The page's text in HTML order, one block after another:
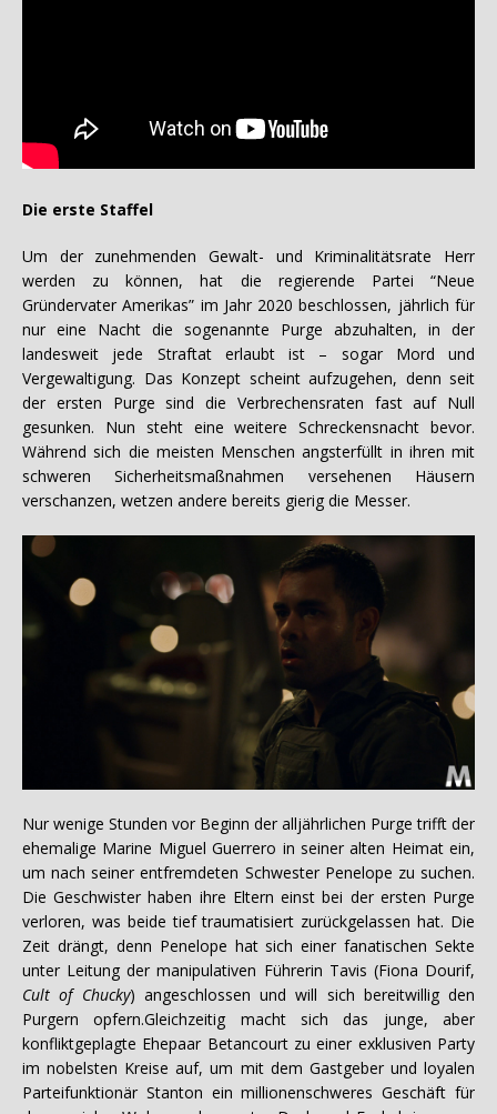
Die erste Staffel
Um der zunehmenden Gewalt- und Kriminalitätsrate Herr
werden zu können, hat die regierende Partei “Neue
Gründervater Amerikas” im Jahr 2020 beschlossen, jährlich für
nur eine Nacht die sogenannte Purge abzuhalten, in der
landesweit jede Straftat erlaubt ist – sogar Mord und
Vergewaltigung. Das Konzept scheint aufzugehen, denn seit
der ersten Purge sind die Verbrechensraten fast auf Null
gesunken. Nun steht eine weitere Schreckensnacht bevor.
Während sich die meisten Menschen angsterfüllt in ihren mit
schweren Sicherheitsmaßnahmen versehenen Häusern
verschanzen, wetzen andere bereits gierig die Messer.
Nur wenige Stunden vor Beginn der alljährlichen Purge trifft der
ehemalige Marine Miguel Guerrero in seiner alten Heimat ein,
um nach seiner entfremdeten Schwester Penelope zu suchen.
Die Geschwister haben ihre Eltern einst bei der ersten Purge
verloren, was beide tief traumatisiert zurückgelassen hat. Die
Zeit drängt, denn Penelope hat sich einer fanatischen Sekte
unter Leitung der manipulativen Führerin Tavis (Fiona Dourif,
Cult of Chucky) angeschlossen und will sich bereitwillig den
Purgern opfern.Gleichzeitig macht sich das junge, aber
konfliktgeplagte Ehepaar Betancourt zu einer exklusiven Party
im nobelsten Kreise auf, um mit dem Gastgeber und loyalen
Parteifunktionär Stanton ein millionenschweres Geschäft für